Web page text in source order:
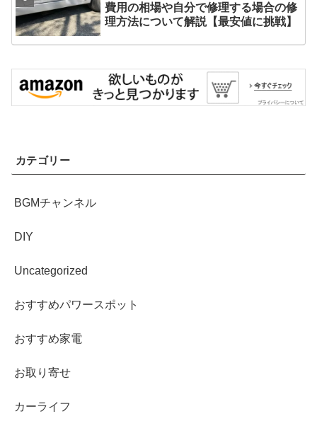
費用の相場や自分で修理する場合の修
理方法について解説【最安値に挑戦】
カテゴリー
BGMチャンネル
DIY
Uncategorized
おすすめパワースポット
おすすめ家電
お取り寄せ
カーライフ